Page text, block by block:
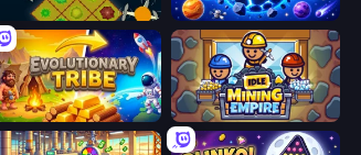
Farm Drones Idle Planet Destroyer
Evolutionary Tribe Idle Mining Empire